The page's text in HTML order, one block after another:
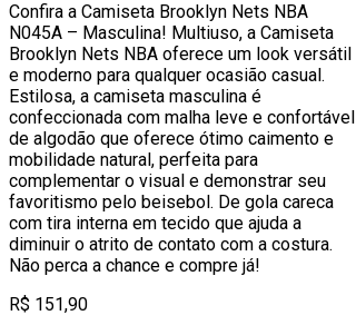
Confira a Camiseta Brooklyn Nets NBA
N045A – Masculina! Multiuso, a Camiseta
Brooklyn Nets NBA oferece um look versátil
e moderno para qualquer ocasião casual.
Estilosa, a camiseta masculina é
confeccionada com malha leve e confortável
de algodão que oferece ótimo caimento e
mobilidade natural, perfeita para
complementar o visual e demonstrar seu
favoritismo pelo beisebol. De gola careca
com tira interna em tecido que ajuda a
diminuir o atrito de contato com a costura.
Não perca a chance e compre já!
R$ 151,90